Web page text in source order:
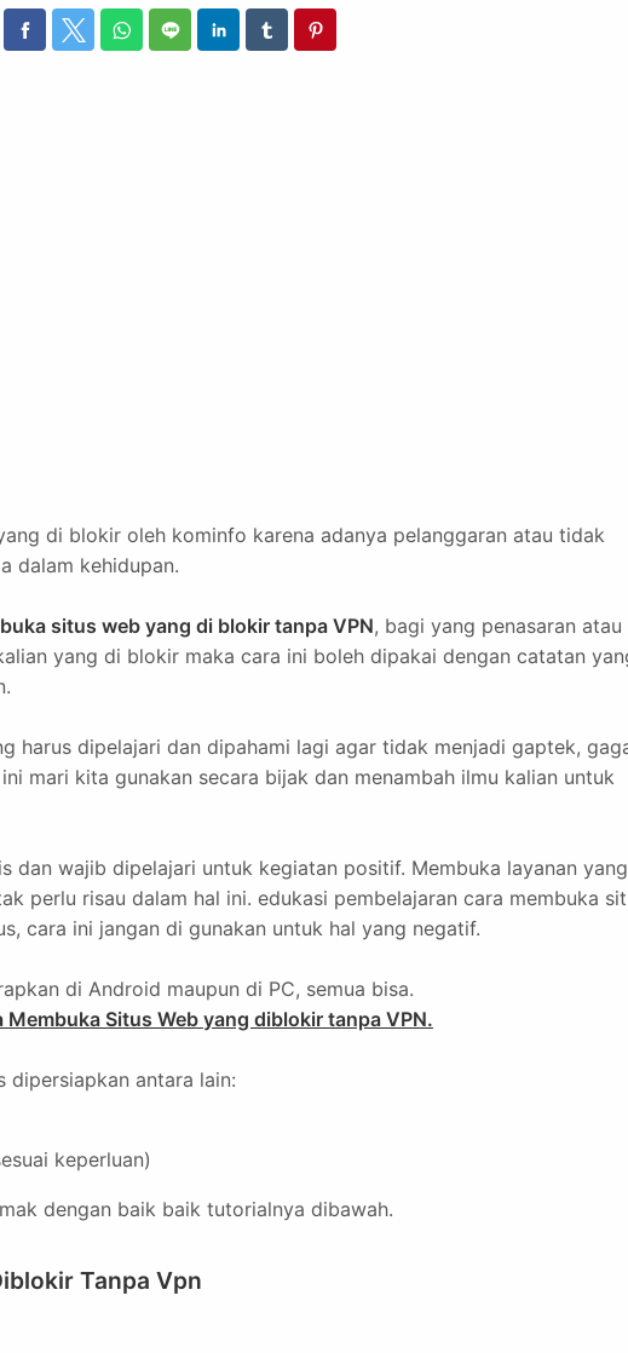
di blokir oleh kominfo karena adanya pelanggaran atau tidak
dalam kehidupan.
situs web yang di blokir tanpa VPN, bagi yang penasaran atau
yang di blokir maka cara ini boleh dipakai dengan catatan
harus dipelajari dan dipahami lagi agar tidak menjadi gaptek,
mari kita gunakan secara bijak dan menambah ilmu kalian untuk
dan wajib dipelajari untuk kegiatan positif. Membuka layanan yang
perlu risau dalam hal ini. edukasi pembelajaran cara membuka
cara ini jangan di gunakan untuk hal yang negatif.
di Android maupun di PC, semua bisa.
Membuka Situs Web yang diblokir tanpa VPN.
dipersiapkan antara lain:
keperluan)
dengan baik baik tutorialnya dibawah.
Tanpa Vpn